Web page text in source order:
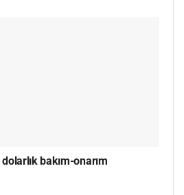
bakım-onarım